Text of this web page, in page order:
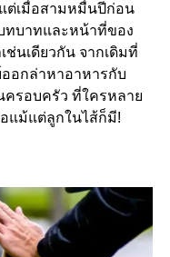
ต่เมื่อสามหมื่นปีก่อน
ทบาทและหน้าที่ของ
ช่นเดียวกัน จากเดิมที่
อกล่าหาอาหารกับ
รอบครัว ที่ใครหลาย
แม้แต่ลูกในไส้ก็มี!